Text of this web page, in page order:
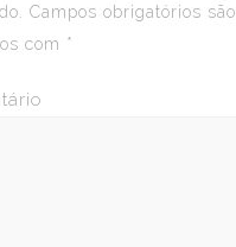
Campos obrigatórios são
com *